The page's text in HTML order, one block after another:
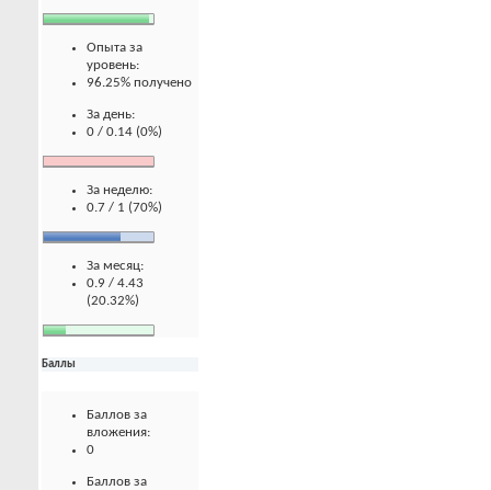
Опыта за
уровень:
96.25% получено
За день:
0 / 0.14 (0%)
За неделю:
0.7 / 1 (70%)
За месяц:
0.9 / 4.43
(20.32%)
Баллы
Баллов за
вложения:
0
Баллов за